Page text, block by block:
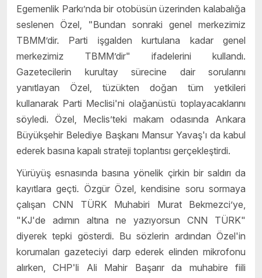
Egemenlik Parkı’nda bir otobüsün üzerinden kalabalığa
seslenen Özel, "Bundan sonraki genel merkezimiz
TBMM’dir. Parti işgalden kurtulana kadar genel
merkezimiz TBMM’dir" ifadelerini kullandı.
Gazetecilerin kurultay sürecine dair sorularını
yanıtlayan Özel, tüzükten doğan tüm yetkileri
kullanarak Parti Meclisi'ni olağanüstü toplayacaklarını
söyledi. Özel, Meclis’teki makam odasında Ankara
Büyükşehir Belediye Başkanı Mansur Yavaş'ı da kabul
ederek basına kapalı strateji toplantısı gerçekleştirdi.
Yürüyüş esnasında basına yönelik çirkin bir saldırı da
kayıtlara geçti. Özgür Özel, kendisine soru sormaya
çalışan CNN TÜRK Muhabiri Murat Bekmezci’ye,
"KJ'de adımın altına ne yazıyorsun CNN TÜRK"
diyerek tepki gösterdi. Bu sözlerin ardından Özel'in
korumaları gazeteciyi darp ederek elinden mikrofonu
alırken, CHP'li Ali Mahir Başarır da muhabire fiili